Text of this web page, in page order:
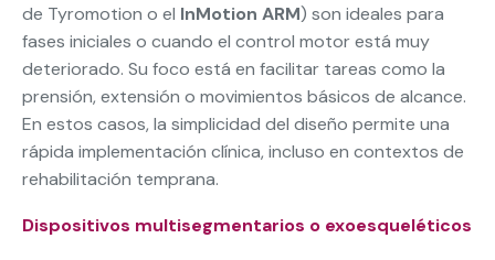
de Tyromotion o el InMotion ARM) son ideales para
fases iniciales o cuando el control motor está muy
deteriorado. Su foco está en facilitar tareas como la
prensión, extensión o movimientos básicos de alcance.
En estos casos, la simplicidad del diseño permite una
rápida implementación clínica, incluso en contextos de
rehabilitación temprana.
Dispositivos multisegmentarios o exoesqueléticos